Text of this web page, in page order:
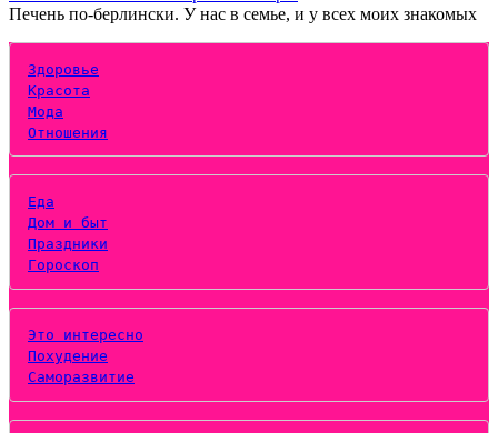
Печень по-берлински. У нас в семье, и у всех моих знакомых
Здоровье
Красота
Мода
Отношения
Еда
Дом и быт
Праздники
Гороскоп
Это интересно
Похудение
Саморазвитие